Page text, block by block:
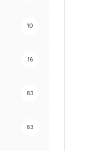
10
16
83
63